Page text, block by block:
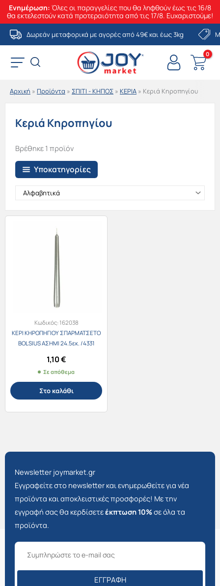
Ενημέρωση: Όλες οι παραγγελίες που θα ληφθούν έως τις 16/8
θα εκτελεστούν κατά προτεραιότητα από τις 17/8. Ευχαριστούμε!
Μετάβαση
στο
περιεχόμενο
Δωρεάν μεταφορικά με αγορές από 49€ και έως 3kg
Αρχική » Προϊόντα » ΣΠΙΤΙ - ΚΗΠΟΣ » ΚΕΡΙΑ » Κεριά Κηροπηγίου
Κεριά Κηροπηγίου
Υποκατηγορίες
Βρέθηκε 1 προϊόν
Κωδικός:162038
ΚΕΡΙ ΚΗΡΟΠΗΓΙΟΥ ΣΠΑΡΜΑΤΣΕΤΟ
BOLSIUS ΑΣΗΜΙ 24.5εκ. /4331
1,10€
Σε απόθεμα
Στο καλάθι
Newsletter joymarket.gr
Εγγραφείτε στο newsletter και ενημερωθείτε για νέα
προϊόντα και αποκλειστικές προσφορές! Με την
εγγραφή σας θα κερδίσετεέκπτωση 10%σε όλα τα
προϊόντα.
ΕΓΓΡΑΦΉ